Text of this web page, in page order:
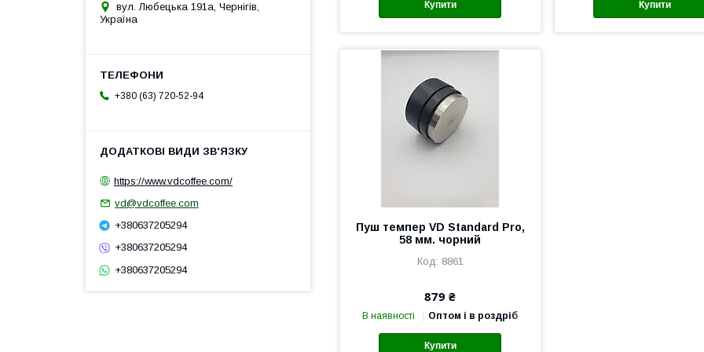
Купити Купити
Пуш темпер VD Standard Pro,
58 мм. чорний
8861
879 ₴
В наявності Оптом і в роздріб
Купити
вул. Любецька 191а, Чернігів,
Україна
+380 (63) 720-52-94
https://www.vdcoffee.com/
vd@vdcoffee.com
+380637205294
+380637205294
+380637205294